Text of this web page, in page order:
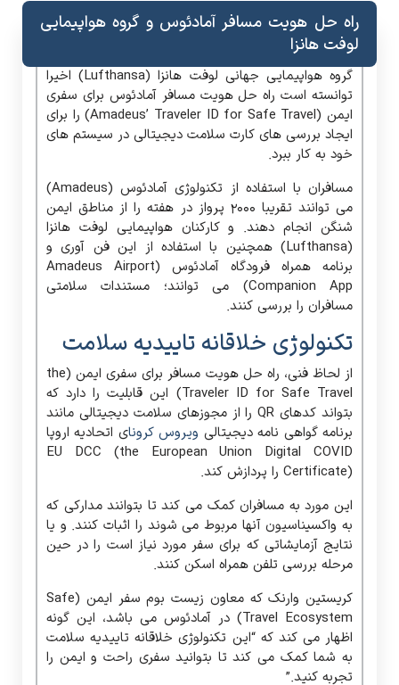
راه حل هویت مسافر آمادئوس و گروه هواپیمایی
لوفت هانزا
گروه هواپیمایی جهانی لوفت هانزا (Lufthansa) اخیرا
توانسته است راه حل هویت مسافر آمادئوس برای سفری
ایمن (Amadeus’ Traveler ID for Safe Travel) را برای
ایجاد بررسی های کارت سلامت دیجیتالی در سیستم های
خود به کار ببرد.
مسافران با استفاده از تکنولوژی آمادئوس (Amadeus)
می توانند تقریبا 2000 پرواز در هفته را از مناطق ایمن
شنگن انجام دهند. و کارکنان هواپیمایی لوفت هانزا
(Lufthansa) همچنین با استفاده از این فن آوری و
برنامه همراه فرودگاه آمادئوس (Amadeus Airport
Companion App) می توانند؛ مستندات سلامتی
مسافران را بررسی کنند.
تکنولوژی خلاقانه تاییدیه سلامت
از لحاظ فنی، راه حل هویت مسافر برای سفری ایمن (the
Traveler ID for Safe Travel) این قابلیت را دارد که
بتواند کدهای QR را از مجوزهای سلامت دیجیتالی مانند
برنامه گواهی نامه دیجیتالی ویروس کرونای اتحادیه اروپا
EU DCC (the European Union Digital COVID
Certificate) را پردازش کند.
این مورد به مسافران کمک می کند تا بتوانند مدارکی که
به واکسیناسیون آنها مربوط می شوند را اثبات کنند. و یا
نتایج آزمایشاتی که برای سفر مورد نیاز است را در حین
مرحله بررسی تلفن همراه اسکن کنند.
کریستین وارنک که معاون زیست بوم سفر ایمن (Safe
Travel Ecosystem) در آمادئوس می باشد، این گونه
اظهار می کند که “این تکنولوژی خلاقانه تاییدیه سلامت
به شما کمک می کند تا بتوانید سفری راحت و ایمن را
تجربه کنید.”